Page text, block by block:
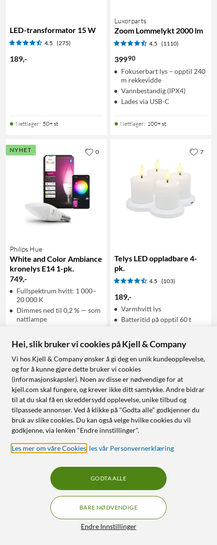
LED-transformator 15 W
4.5 (275)
189,-
Nettlager: 50+ st
Luxorparts
Zoom Lommelykt 2000 lm
4.5 (1110)
39990
Fokuserbart lys – opptil 240
m rekkevidde
Vannbestandig (IPX4)
Lades via USB-C
Nettlager: 100+ st
NYHET
Philips Hue
White and Color Ambiance
kronelys E14 1-pk.
749,-
Fullspektrum hvitt: 1 000–
20 000 K
Dimmes ned til 0,2 % — som
nattlampe
Nettlager: 20+ st
0
Telys LED oppladbare 4-
pk.
4.5 (103)
189,-
Varmhvitt lys
Batteritid på opptil 60 t
Nettlager: 50+ st
7
(PRODUKTDATABLAD)
Ultra Efficient E27 LED-
2
(PRODUKTDATABLAD)
Ultra Efficient GU10 LED-
spotlight 375 lm
0
Hei, slik bruker vi cookies på Kjell & Company
Vi hos Kjell & Company ønsker å gi deg en unik kundeopplevelse,
og for å kunne gjøre dette bruker vi cookies
(informasjonskapsler). Noen av disse er nødvendige for at
kjell.com skal fungere, og krever ikke ditt samtykke. Andre bidrar
til at du skal få en skreddersydd opplevelse, unike tilbud og
tilpassede annonser. Ved å klikke på "Godta alle" godkjenner du
bruk av slike cookies. Du kan også velge hvilke cookies du vil
godkjenne, via lenken "Endre innstillinger".
Les mer om våre Cookies les vår Personvernerklæring
Endre Innstillinger
BARE NØDVENDIGE
GODTA ALLE